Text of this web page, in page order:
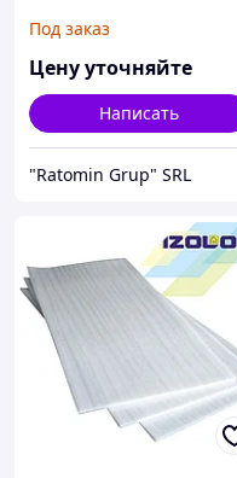
Под заказ
Цену уточняйте
Написать
"Ratomin Grup" SRL